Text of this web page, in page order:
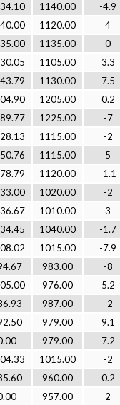
1140.00 -4.9
1120.00 4
1135.00 0
1105.00 3.3
1130.00 7.5
1205.00 0.2
1225.00 -7
1115.00 -2
1115.00 5
1120.00 -1.1
1020.00 -2
1010.00 3
1040.00 -1.7
1015.00 -7.9
983.00 -8
976.00 5.2
987.00 -2
979.00 9.1
979.00 7.2
1015.00 -2
960.00 0.2
957.00 2